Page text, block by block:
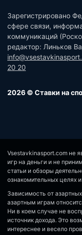
Зарегистрировано
сфере связи,
коммуникаций
редактор: Линьков
20 20
2026 © Ставки на
Vsestavkinasport.com не
игр на деньги и не
статьи и обзоры
ознакомительных целях
Зависимость от
азартным играм
Ни в коем случае не
источник дохода. Это
интереснее и весело